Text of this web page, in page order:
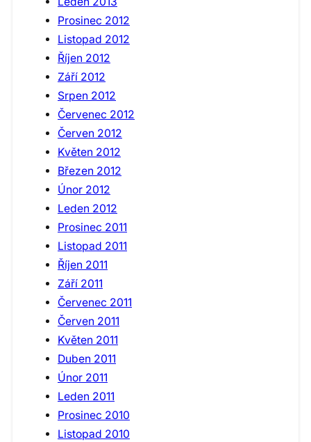
Prosinec 2012
Listopad 2012
Říjen 2012
Září 2012
Srpen 2012
Červenec 2012
Červen 2012
Květen 2012
Březen 2012
Únor 2012
Leden 2012
Prosinec 2011
Listopad 2011
Říjen 2011
Září 2011
Červenec 2011
Červen 2011
Květen 2011
Duben 2011
Únor 2011
Leden 2011
Prosinec 2010
Listopad 2010